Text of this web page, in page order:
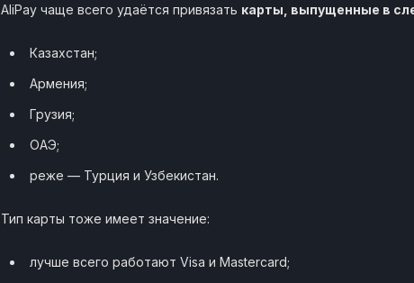
AliPay чаще всего удаётся привязать карты, выпущенные в
Казахстан;
Армения;
Грузия;
ОАЭ;
реже — Турция и Узбекистан.
Тип карты тоже имеет значение:
лучше всего работают Visa и Mastercard;